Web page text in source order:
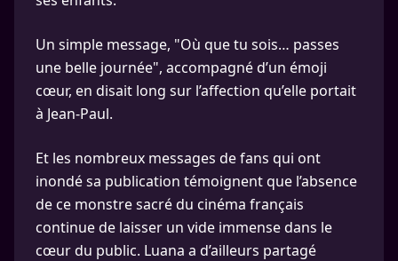
Un simple message, "Où que tu sois… passes
une belle journée", accompagné d’un émoji
cœur, en disait long sur l’affection qu’elle portait
à Jean-Paul.
Et les nombreux messages de fans qui ont
inondé sa publication témoignent que l’absence
de ce monstre sacré du cinéma français
continue de laisser un vide immense dans le
cœur du public. Luana a d’ailleurs partagé